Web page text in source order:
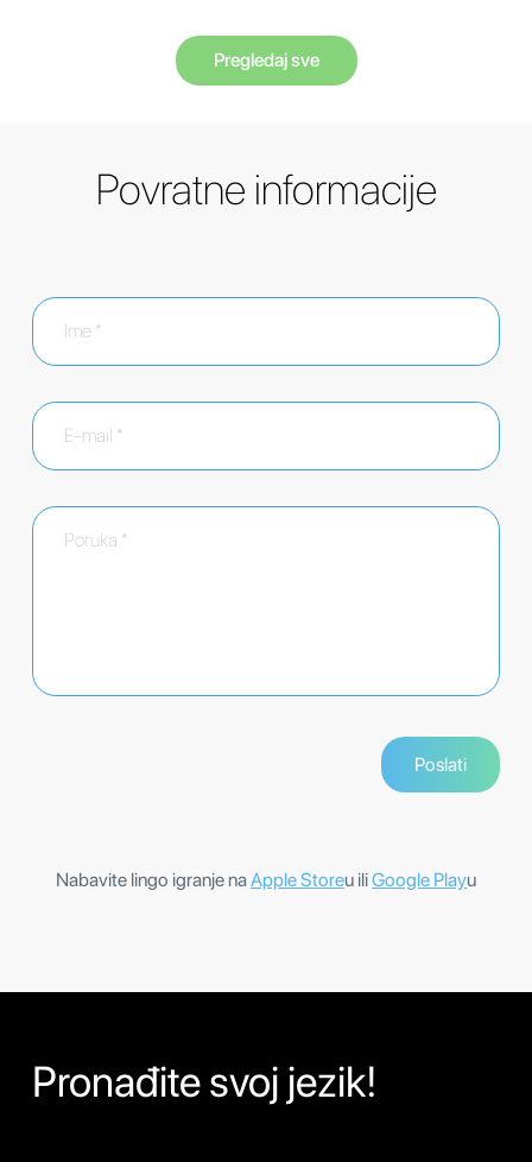
Pregledaj sve
Povratne informacije
Nabavite lingo igranje naApple Storeu iliGoogle Playu
Pronađite svoj jezik!